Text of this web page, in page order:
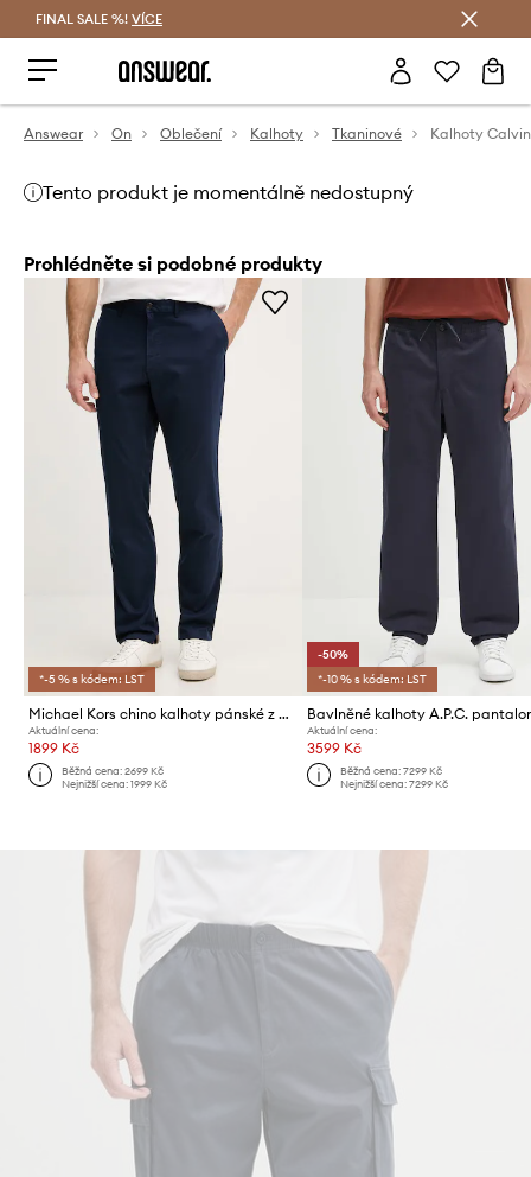
FINAL SALE %! VÍCE
Answear On Oblečení Kalhoty Tkaninové Kalhoty
Tento produkt je momentálně nedostupný
Prohlédněte si podobné produkty
*-5 % s kódem: LST
Michael Kors chino kalhoty pánské z bavlny
Aktuální cena:
1899 Kč
Běžná cena:2699 Kč
Nejnižší cena:1999 Kč
-50%
*-10 % s kódem: LST
Aktuální cena:
3599 Kč
Běžná cena: 7299 Kč
Nejnižší cena: 7299 Kč